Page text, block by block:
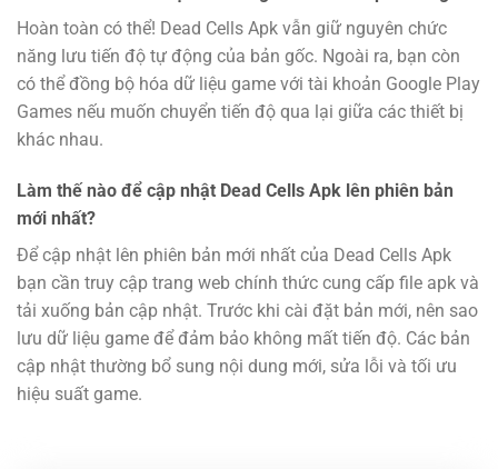
Hoàn toàn có thể! Dead Cells Apk vẫn giữ nguyên chức
năng lưu tiến độ tự động của bản gốc. Ngoài ra, bạn còn
có thể đồng bộ hóa dữ liệu game với tài khoản Google Play
Games nếu muốn chuyển tiến độ qua lại giữa các thiết bị
khác nhau.
Làm thế nào để cập nhật Dead Cells Apk lên phiên bản
mới nhất?
Để cập nhật lên phiên bản mới nhất của Dead Cells Apk
bạn cần truy cập trang web chính thức cung cấp file apk và
tải xuống bản cập nhật. Trước khi cài đặt bản mới, nên sao
lưu dữ liệu game để đảm bảo không mất tiến độ. Các bản
cập nhật thường bổ sung nội dung mới, sửa lỗi và tối ưu
hiệu suất game.